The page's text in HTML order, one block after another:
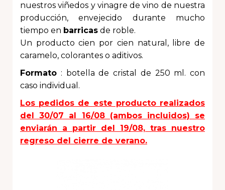
nuestros viñedos y vinagre de vino de nuestra
producción, envejecido durante mucho
tiempo en barricas de roble.
Un producto cien por cien natural, libre de
caramelo, colorantes o aditivos.
Formato : botella de cristal de 250 ml. con
caso individual.
Los pedidos de este producto realizados
del 30/07 al 16/08 (ambos incluidos) se
enviarán a partir del 19/08, tras nuestro
regreso del cierre de verano.